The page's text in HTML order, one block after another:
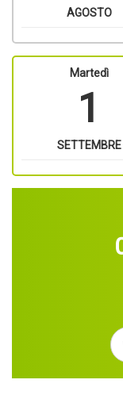
AGOSTO
Martedì
1
SETTEMBRE